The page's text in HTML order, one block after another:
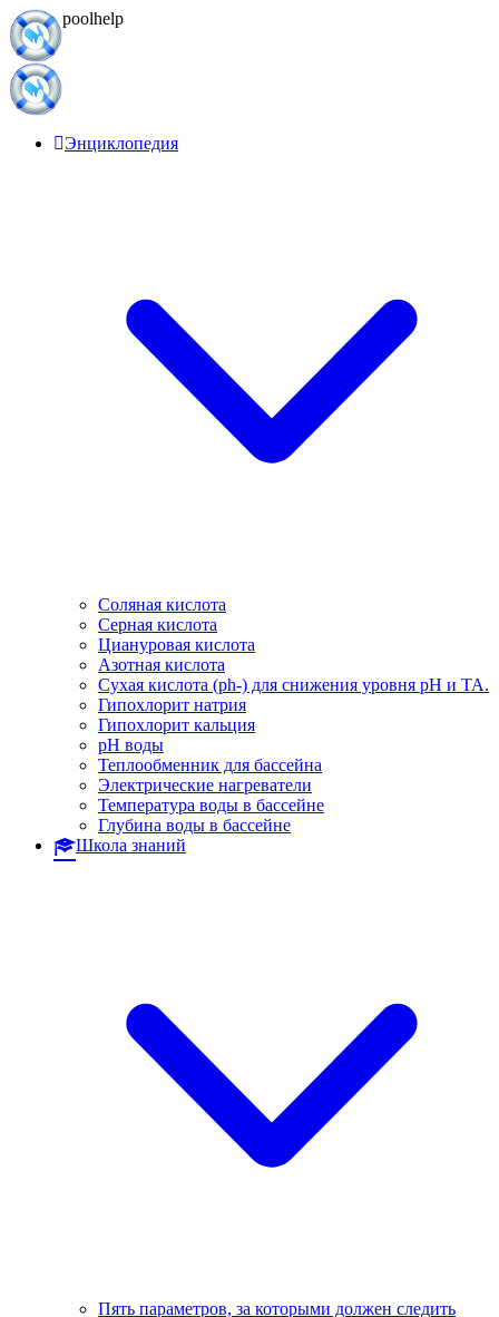
Перейти
к
контенту
poolhelp
Энциклопедия
Соляная кислота
Серная кислота
Циануровая кислота
Азотная кислота
Сухая кислота (ph-) для снижения уровня pH и TA.
Гипохлорит натрия
Гипохлорит кальция
pH воды
Теплообменник для бассейна
Электрические нагреватели
Температура воды в бассейне
Глубина воды в бассейне
Школа знаний
Пять параметров, за которыми должен следить